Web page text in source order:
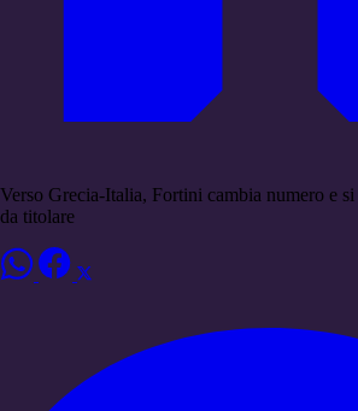
Verso Grecia-Italia, Fortini cambia numero e
da titolare